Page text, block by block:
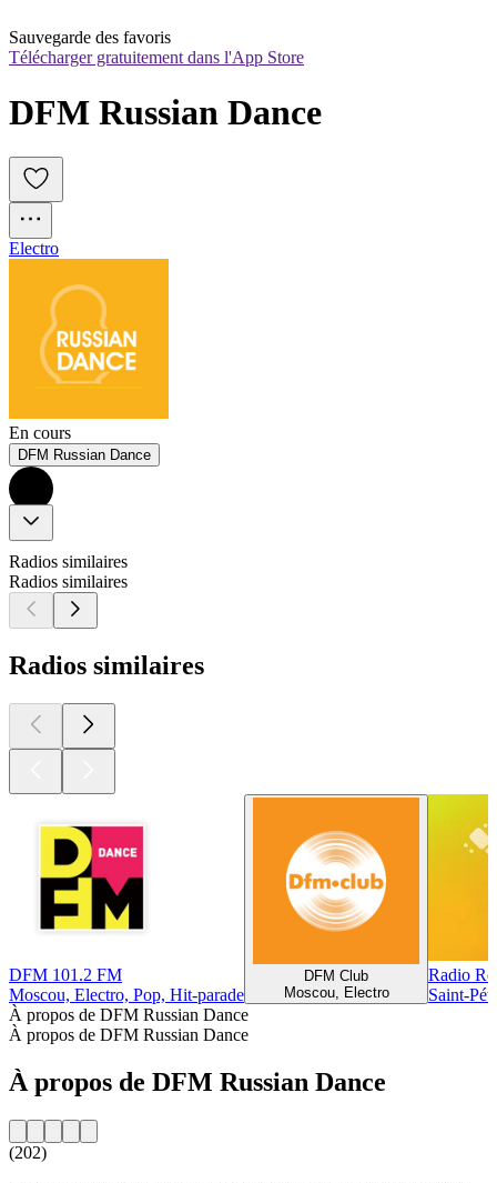
Sauvegarde des favoris
Télécharger gratuitement dans l'App Store
DFM Russian Dance
Electro
En cours
DFM Russian Dance
Radios similaires
Radios similaires
Radios similaires
DFM 101.2 FM
Moscou, Electro, Pop, Hit-parade
DFM Club
Moscou, Electro
Radio
Saint-
À propos de DFM Russian Dance
À propos de DFM Russian Dance
À propos de DFM Russian Dance
(202)